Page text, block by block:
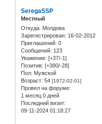
SeregaSSP
Местный
Откуда: Молдова
Зарегистрирован: 16-02-2012
Приглашений: 0
Сообщений: 123
Уважение: [+37/-1]
Позитив: [+380/-28]
Пол: Мужской
Возраст: 54 [1972-02-01]
Провел на форуме:
1 месяц 0 дней
Последний визит:
09-11-2024 01:18:27